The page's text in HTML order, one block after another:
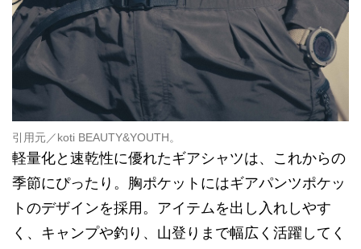
引用元／koti BEAUTY&YOUTH。
軽量化と速乾性に優れたギアシャツは、これからの
季節にぴったり。胸ポケットにはギアパンツポケッ
トのデザインを採用。アイテムを出し入れしやす
く、キャンプや釣り、山登りまで幅広く活躍してく